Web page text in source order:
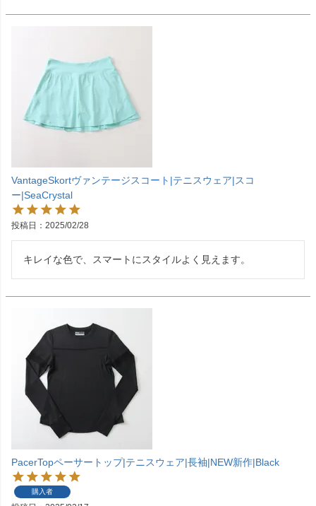
VantageSkortヴァンテージスコート|テニスウェア|スコ
ー|SeaCrystal
投稿日 2025/02/28
キレイな色で、スマートにスタイルよく見えます。
PacerTopペーサートップ|テニスウェア|長袖|NEW新作|Black
購入者